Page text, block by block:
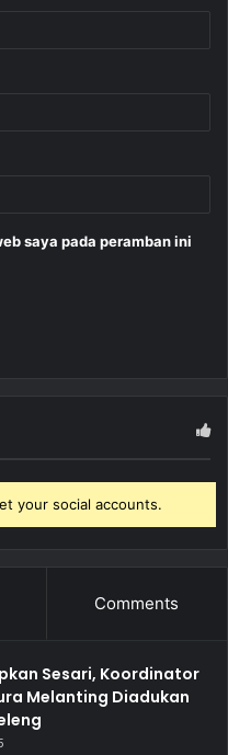
saya pada peramban ini
your social accounts.
Comments
Sesari, Koordinator
Melanting Diadukan